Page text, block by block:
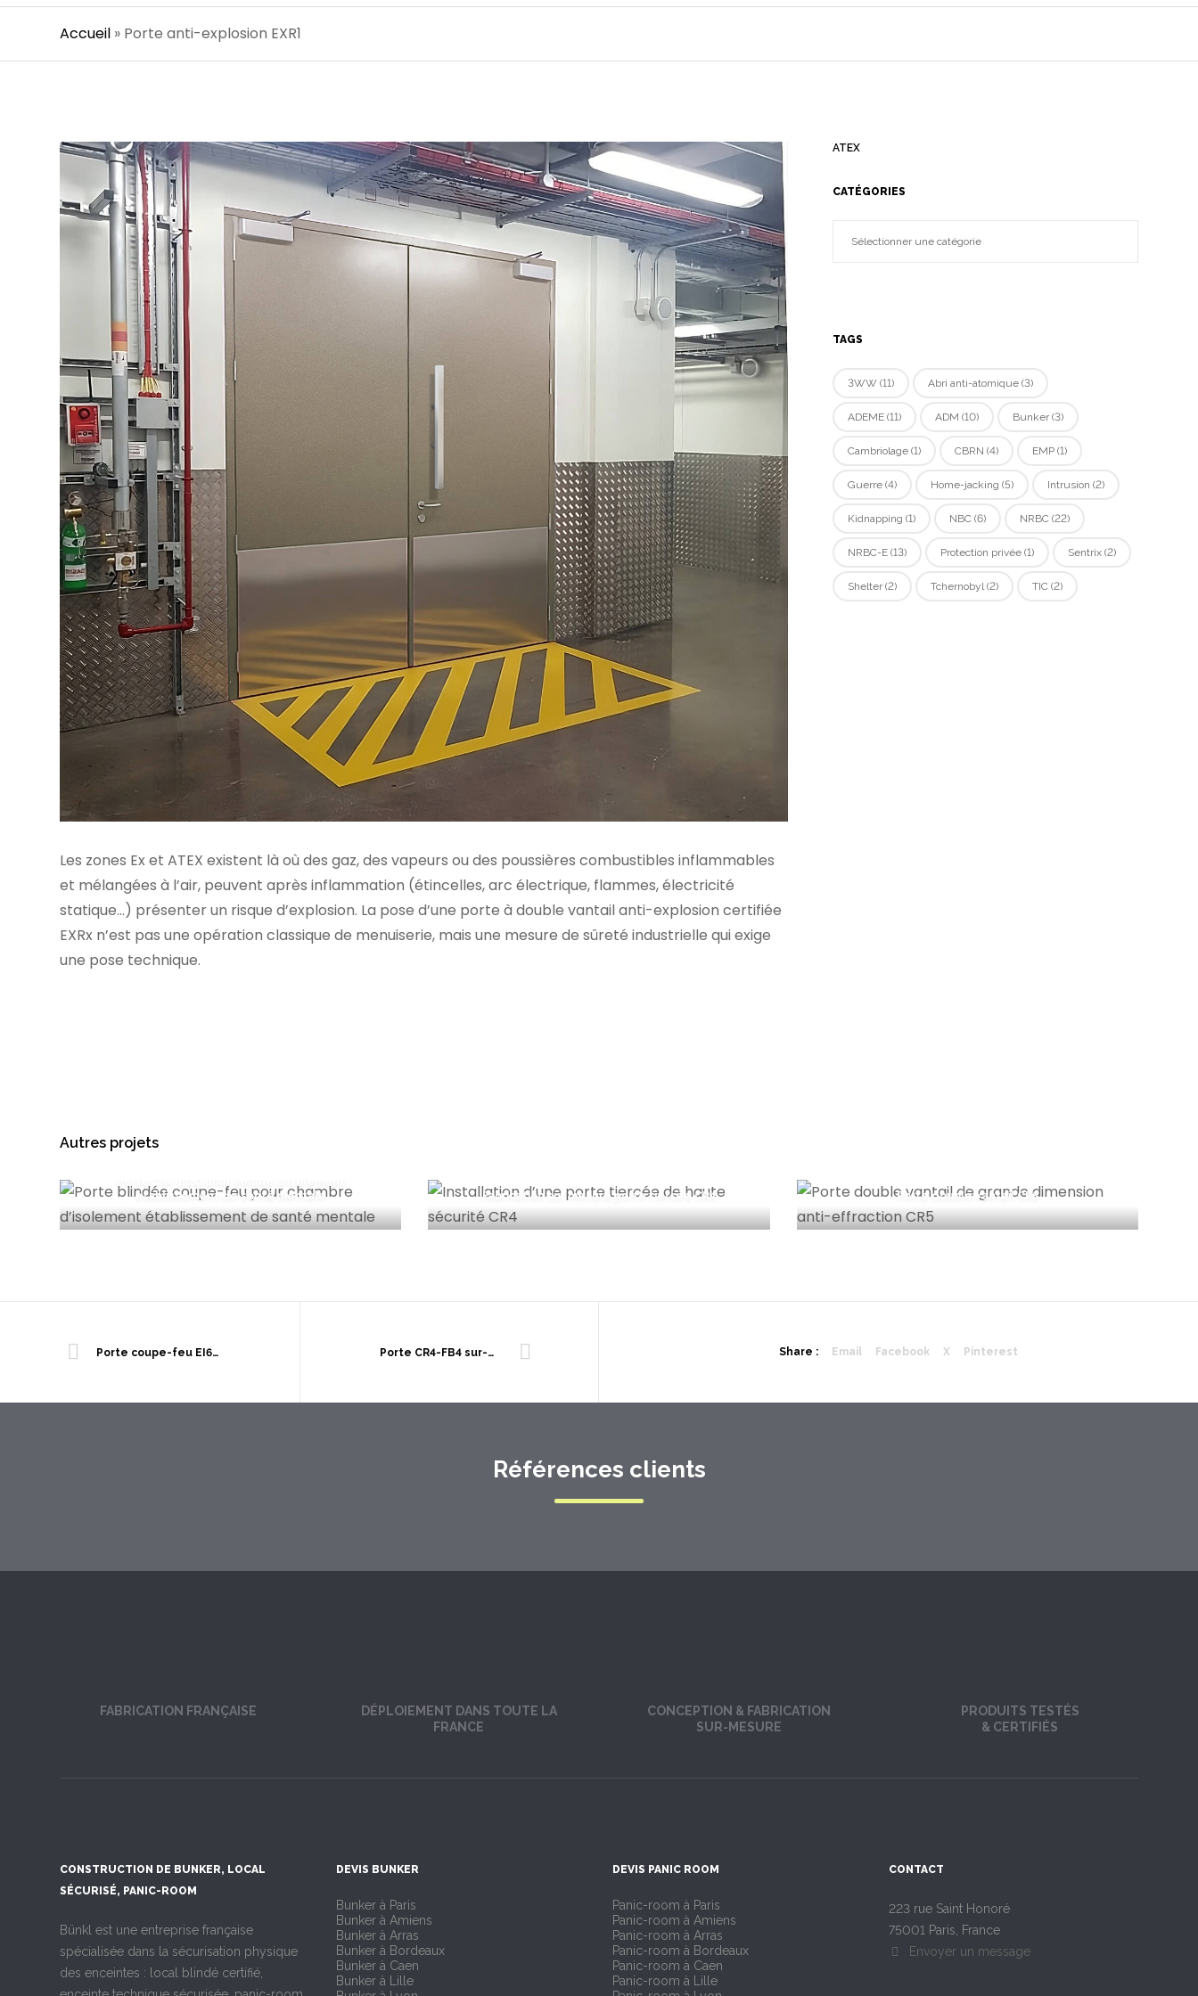
Accueil » Porte anti-explosion EXR1
Les zones Ex et ATEX existent là où des gaz, des vapeurs ou des poussières combustibles inflammables
et mélangées à l’air, peuvent après inflammation (étincelles, arc électrique, flammes, électricité
statique…) présenter un risque d’explosion. La pose d’une porte à double vantail anti-explosion certifiée
EXRx n’est pas une opération classique de menuiserie, mais une mesure de sûreté industrielle qui exige
une pose technique.
ATEX
CATÉGORIES
TAGS
3WW(11) Abri anti-atomique(3)
ADEME(11) ADM (10) Bunker(3)
Cambriolage(1) CBRN (4) EMP(1)
Guerre(4) Home-jacking (5) Intrusion (2)
Kidnapping (1) NBC(6) NRBC(22)
NRBC-E(13) Protection privée(1) Sentrix(2)
Shelter(2) Tchernobyl (2) TIC(2)
Autres projets
établissement de santé mentale
Fabrication sur mesure porte tiercée CR4 Porte double vantail CR5
Porte coupe-feu EI60 étanche aux gaz pour site Seveso seuil haut Porte CR4-FB4 sur-mesure Share : Email Facebook X Pinterest
Références clients
FABRICATION FRANÇAISE
DÉPLOIEMENT DANS TOUTE LA
FRANCE
CONCEPTION & FABRICATION
SUR-MESURE
PRODUITS TESTÉS
& CERTIFIÉS
CONSTRUCTION DE BUNKER, LOCAL
SÉCURISÉ, PANIC-ROOM
Bünkl est une entreprise française
spécialisée dans la sécurisation physique
des enceintes : local blindé certifié,
DEVIS BUNKER
Bunker à Paris
Bunker à Amiens
Bunker à Arras
Bunker à Bordeaux
Bunker à Caen
Bunker à Lille
DEVIS PANIC ROOM
Panic-room à Paris
Panic-room à Amiens
Panic-room à Arras
Panic-room à Bordeaux
Panic-room à Caen
Panic-room à Lille
CONTACT
223 rue Saint Honoré
75001 Paris, France
Envoyer un message